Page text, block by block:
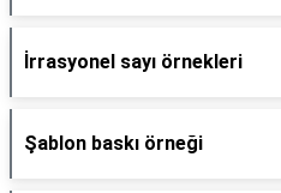
İrrasyonel sayı örnekleri
Şablon baskı örneği